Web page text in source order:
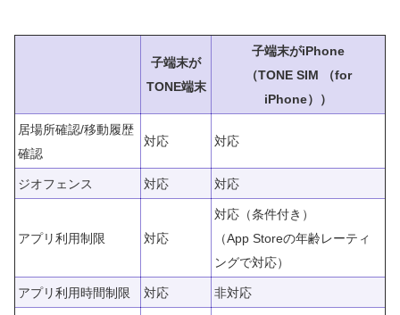
子端末が
TONE端末
子端末がiPhone
（TONE SIM （for
iPhone））
居場所確認/移動履歴
確認
対応 対応
ジオフェンス 対応 対応
アプリ利用制限 対応
対応（条件付き）
（App Storeの年齢レーティ
ングで対応）
アプリ利用時間制限 対応 非対応